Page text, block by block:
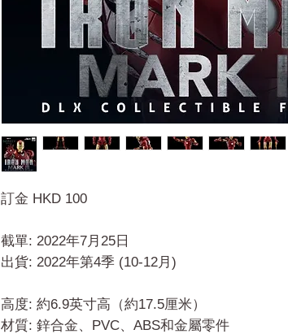
訂金 HKD 100
截單: 2022年7月25日
出貨: 2022年第4季 (10-12月)
高度: 約6.9英寸高（約17.5厘米）
材質: 鋅合金、PVC、ABS和金屬零件